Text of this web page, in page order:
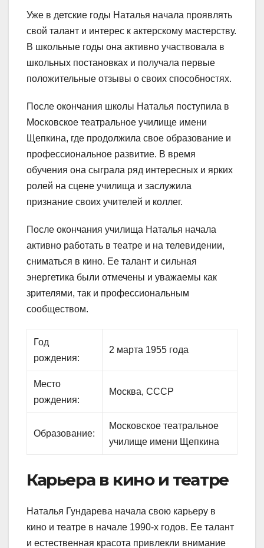
Уже в детские годы Наталья начала проявлять
свой талант и интерес к актерскому мастерству.
В школьные годы она активно участвовала в
школьных постановках и получала первые
положительные отзывы о своих способностях.
После окончания школы Наталья поступила в
Московское театральное училище имени
Щепкина, где продолжила свое образование и
профессиональное развитие. В время
обучения она сыграла ряд интересных и ярких
ролей на сцене училища и заслужила
признание своих учителей и коллег.
После окончания училища Наталья начала
активно работать в театре и на телевидении,
сниматься в кино. Ее талант и сильная
энергетика были отмечены и уважаемы как
зрителями, так и профессиональным
сообществом.
Год
рождения:
2 марта 1955 года
Место
рождения:
Москва, СССР
Образование:
Московское театральное
училище имени Щепкина
Карьера в кино и театре
Наталья Гундарева начала свою карьеру в
кино и театре в начале 1990-х годов. Ее талант
и естественная красота привлекли внимание